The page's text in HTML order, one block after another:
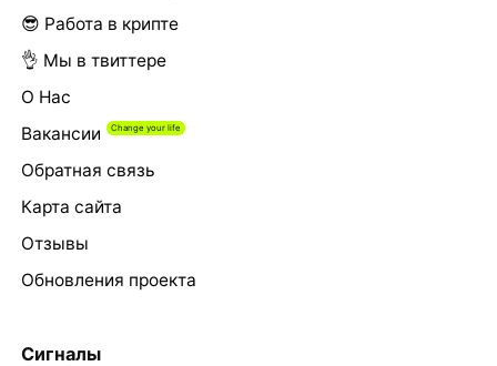
😎 Работа в крипте
👌 Мы в твиттере
О Нас
Вакансии
Обратная связь
Карта сайта
Отзывы
Обновления проекта
Сигналы